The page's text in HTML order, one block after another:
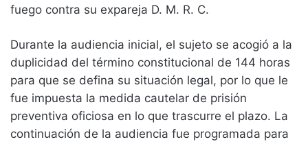
fuego contra su expareja D. M. R. C.
Durante la audiencia inicial, el sujeto se acogió a la
duplicidad del término constitucional de 144 horas
para que se defina su situación legal, por lo que le
fue impuesta la medida cautelar de prisión
preventiva oficiosa en lo que trascurre el plazo. La
continuación de la audiencia fue programada para